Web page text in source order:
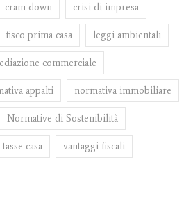
cram down crisi di impresa
fisco prima casa leggi ambientali
commerciale
appalti normativa immobiliare
Normative di Sostenibilità
tasse casa vantaggi fiscali